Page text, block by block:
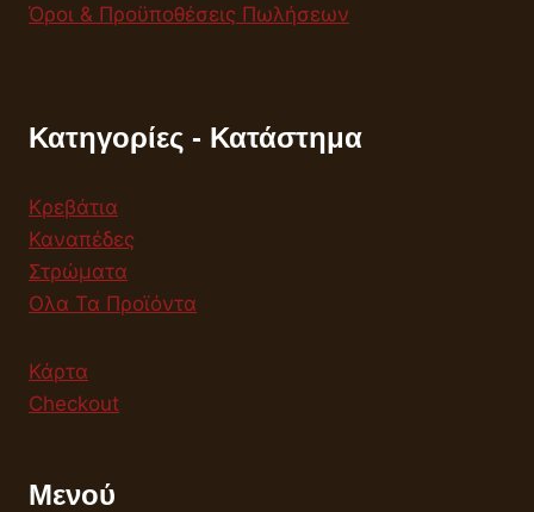
Όροι & Προϋποθέσεις Πωλήσεων
Κατηγορίες - Κατάστημα
Κρεβάτια
Καναπέδες
Στρώματα
Ολα Τα Προϊόντα
Κάρτα
Checkout
Μενού